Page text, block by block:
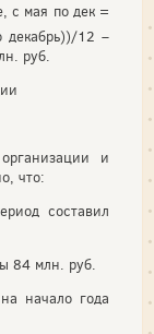
с мая по дек =
декабрь))/12 –
руб.
и
что:
составил
84 млн. руб.
начало года